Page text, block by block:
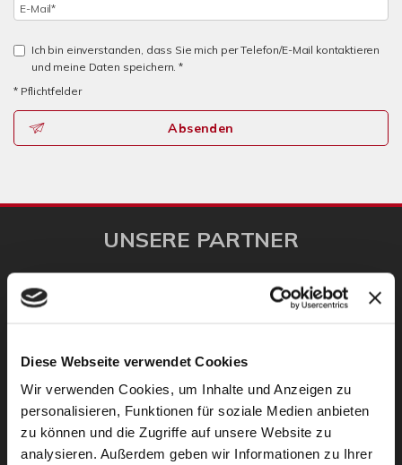
Diese Webseite verwendet Cookies
Wir verwenden Cookies, um Inhalte und Anzeigen zu
personalisieren, Funktionen für soziale Medien anbieten
zu können und die Zugriffe auf unsere Website zu
analysieren. Außerdem geben wir Informationen zu Ihrer
Ich bin einverstanden, dass Sie mich per Telefon/E-Mail kontaktieren
und meine Daten speichern. *
* Pflichtfelder
Absenden
UNSERE PARTNER